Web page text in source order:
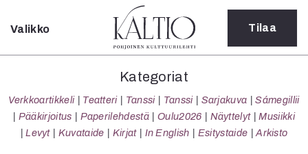
Sulje
Kategoriat
Verkkoartikkeli
Teatteri
Tanssi
Valikko Tilaa
Kategoriat
Verkkoartikkeli Teatteri Tanssi Tanssi Sarjakuva
Sámegillii
Pääkirjoitus
Paperilehdestä Oulu2026 Näyttelyt
Musiikki
Levyt
Kuvataide Kirjat In English Esitystaide Arkisto